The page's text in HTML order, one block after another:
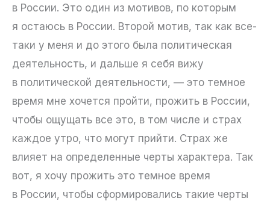
в России. Это один из мотивов, по которым
я остаюсь в России. Второй мотив, так как все-
таки у меня и до этого была политическая
деятельность, и дальше я себя вижу
в политической деятельности, — это темное
время мне хочется пройти, прожить в России,
чтобы ощущать все это, в том числе и страх
каждое утро, что могут прийти. Страх же
влияет на определенные черты характера. Так
вот, я хочу прожить это темное время
в России, чтобы сформировались такие черты